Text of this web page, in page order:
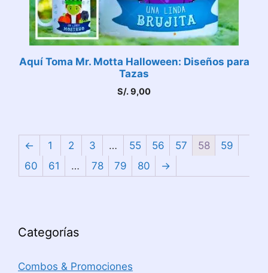
Aquí Toma Mr. Motta Halloween: Diseños para
Tazas
S/.9,00
← 1 2 3 … 55 56 57 58
59
60
61 … 78 79 80 →
Categorías
Combos & Promociones